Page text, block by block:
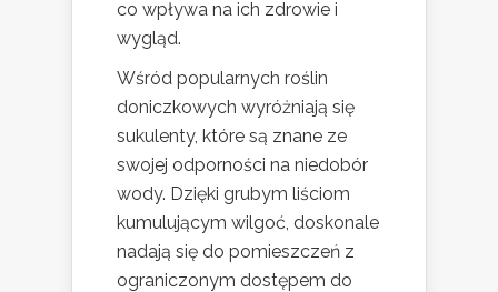
co wpływa na ich zdrowie i
wygląd.
Wśród popularnych roślin
doniczkowych wyróżniają się
sukulenty, które są znane ze
swojej odporności na niedobór
wody. Dzięki grubym liściom
kumulującym wilgoć, doskonale
nadają się do pomieszczeń z
ograniczonym dostępem do